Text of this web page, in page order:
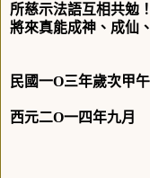
所慈示法語互相共勉
將來真能成神、成仙
民國一O三年歲次甲
西元二O一四年九月